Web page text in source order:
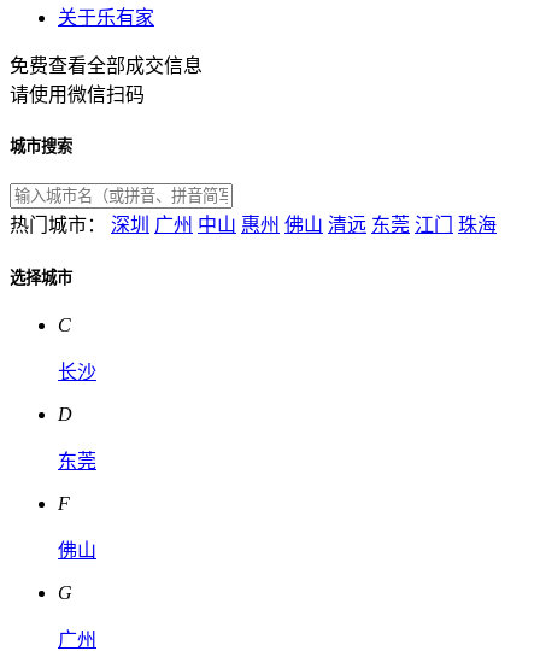
关于乐有家
免费查看全部成交信息
请使用微信扫码
城市搜索
热门城市： 深圳 广州 中山 惠州 佛山 清远 东莞 江门 珠海
选择城市
C
长沙
D
东莞
F
佛山
G
广州